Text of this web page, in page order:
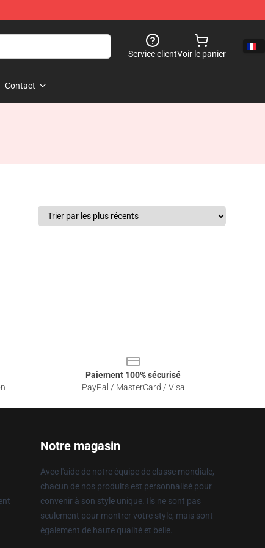
Service clientVoir le panier
Contact
Paiement 100% sécurisé
PayPal / MasterCard / Visa
Notre magasin
Avec l'aide de notre équipe de classe mondiale,
chacun de nos produits est personnalisé pour
convenir à son style unique. Ils ne sont pas
seulement pour montrer votre style, mais sont
également de haute qualité et belle.